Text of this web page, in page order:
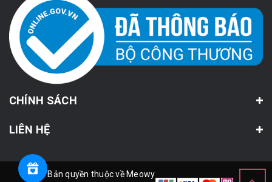
CHÍNH SÁCH
LIÊN HỆ
© Bản quyền thuộc về Meowy